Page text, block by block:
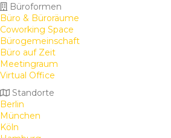
Büroformen
Büro & Büroräume
Coworking Space
Bürogemeinschaft
Büro auf Zeit
Meetingraum
Virtual Office
Standorte
Berlin
München
Köln